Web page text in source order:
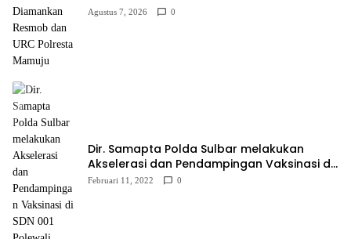
Polresta Mamuju
Agustus 7, 2026 0
Dir. Samapta Polda Sulbar melakukan
Akselerasi dan Pendampingan Vaksinasi di
SDN 001 Polewali
Februari 11, 2022 0